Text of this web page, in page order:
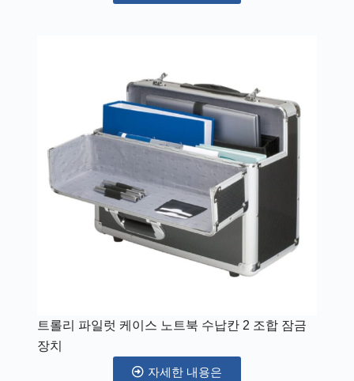
트롤리 파일럿 케이스 노트북 수납칸 2 조합 잠금
장치
자세한 내용은